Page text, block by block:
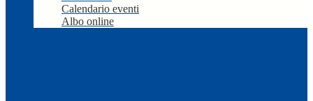
Calendario eventi
Albo online